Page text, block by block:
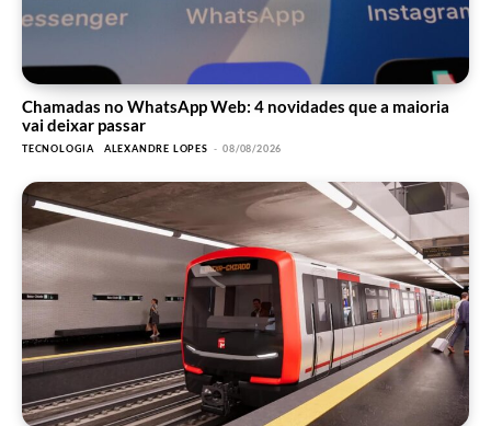
Chamadas no WhatsApp Web: 4 novidades que a maioria
vai deixar passar
TECNOLOGIA ALEXANDRE LOPES - 08/08/2026